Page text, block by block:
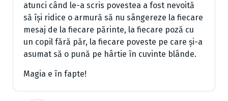
atunci când le-a scris povestea a fost nevoită
să își ridice o armură să nu sângereze la fiecare
mesaj de la fiecare părinte, la fiecare poză cu
un copil fără păr, la fiecare poveste pe care și-a
asumat să o pună pe hârtie în cuvinte blânde.
Magia e în fapte!